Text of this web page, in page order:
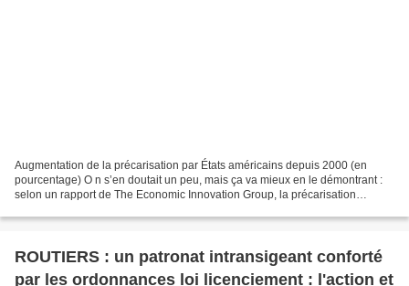
Augmentation de la précarisation par États américains depuis 2000 (en
pourcentage) O n s’en doutait un peu, mais ça va mieux en le démontrant :
selon un rapport de The Economic Innovation Group, la précarisation
ROUTIERS : un patronat intransigeant conforté
par les ordonnances loi licenciement : l'action et